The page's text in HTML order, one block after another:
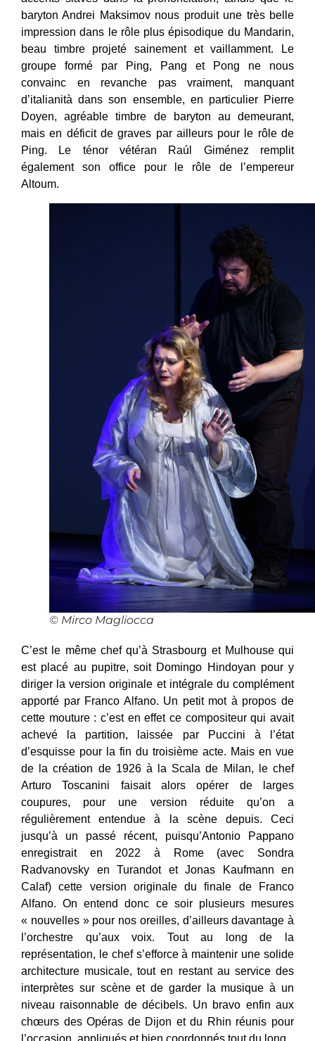
baryton Andrei Maksimov nous produit une très belle
impression dans le rôle plus épisodique du Mandarin,
beau timbre projeté sainement et vaillamment. Le
groupe formé par Ping, Pang et Pong ne nous
convainc en revanche pas vraiment, manquant
d’italianità dans son ensemble, en particulier Pierre
Doyen, agréable timbre de baryton au demeurant,
mais en déficit de graves par ailleurs pour le rôle de
Ping. Le ténor vétéran Raúl Giménez remplit
également son office pour le rôle de l’empereur
Altoum.
© Mirco Magliocca
C’est le même chef qu’à Strasbourg et Mulhouse qui
est placé au pupitre, soit Domingo Hindoyan pour y
diriger la version originale et intégrale du complément
apporté par Franco Alfano. Un petit mot à propos de
cette mouture : c’est en effet ce compositeur qui avait
achevé la partition, laissée par Puccini à l’état
d’esquisse pour la fin du troisième acte. Mais en vue
de la création de 1926 à la Scala de Milan, le chef
Arturo Toscanini faisait alors opérer de larges
coupures, pour une version réduite qu’on a
régulièrement entendue à la scène depuis. Ceci
jusqu’à un passé récent, puisqu’Antonio Pappano
enregistrait en 2022 à Rome (avec Sondra
Radvanovsky en Turandot et Jonas Kaufmann en
Calaf) cette version originale du finale de Franco
Alfano. On entend donc ce soir plusieurs mesures
« nouvelles » pour nos oreilles, d’ailleurs davantage à
l’orchestre qu’aux voix. Tout au long de la
représentation, le chef s’efforce à maintenir une solide
architecture musicale, tout en restant au service des
interprètes sur scène et de garder la musique à un
niveau raisonnable de décibels. Un bravo enfin aux
chœurs des Opéras de Dijon et du Rhin réunis pour
l’occasion, appliqués et bien coordonnés tout du long.